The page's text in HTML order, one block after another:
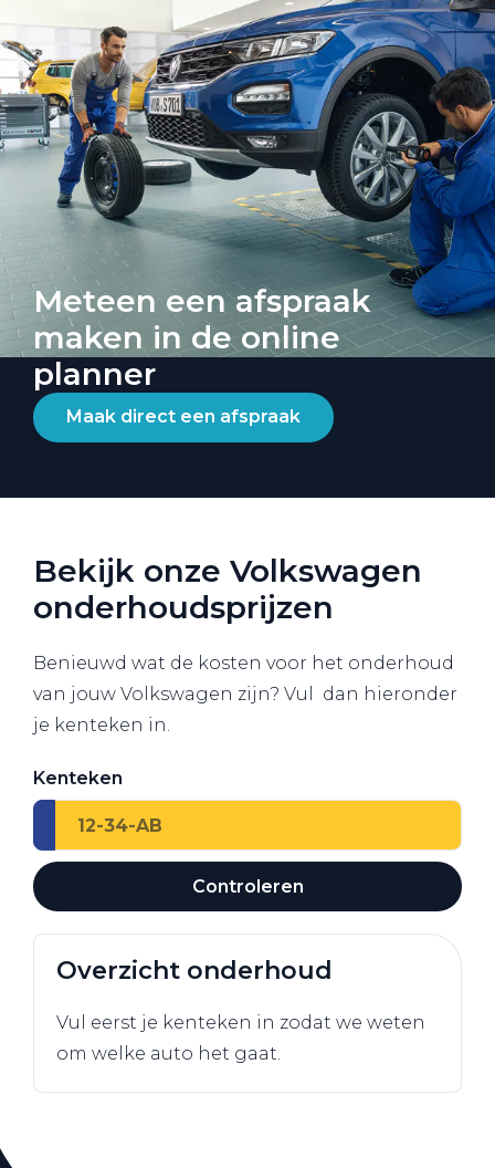
Meteen een afspraak
maken in de online
planner
Maak direct een afspraak
Bekijk onze Volkswagen
onderhoudsprijzen
Benieuwd wat de kosten voor het onderhoud
van jouw Volkswagen zijn? Vul dan hieronder
je kenteken in.
Kenteken
Controleren
Overzicht onderhoud
Vul eerst je kenteken in zodat we weten
om welke auto het gaat.